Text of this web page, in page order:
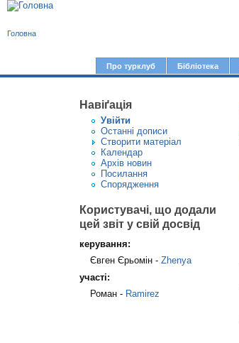
л
о
в
н
е
ю
Про турклуб Бібліотека
Головна
Навіґація
Увiйти
Останні дописи
Створити матерiал
Календар
Архів новин
Посилання
Спорядження
Користувачі, що додали
цей звіт у свій досвід
керування:
Євген Єрьомін - Zhenya
участі:
Роман - Ramirez